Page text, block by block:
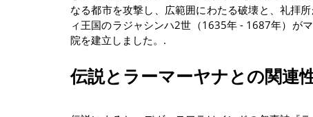
なる都市を攻撃し、広範囲にわたる破壊と、礼拝
ィ王国のラジャシンハ2世（1635年 - 1687年）が
院を建立しました。.
伝説とラーマーヤナとの関連